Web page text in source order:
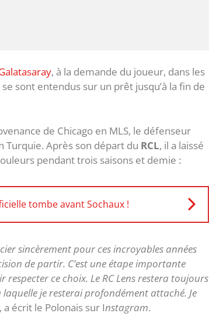
, à la demande du joueur, dans les
sont entendus sur un prêt jusqu’à la fin de
de Chicago en MLS, le défenseur
Turquie. Après son départ du RCL, il a laissé
pendant trois saisons et demie :
tombe avant Sochaux !
sincèrement pour ces incroyables années
de partir. C’est une étape importante
ce choix. Le RC Lens restera toujours
je resterai profondément attaché. Je
, a écrit le Polonais sur Instagram.